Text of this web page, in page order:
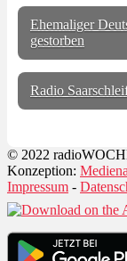
Ehemaliger
gestorben
Radio
© 2022
Konzeption:
Impressum -